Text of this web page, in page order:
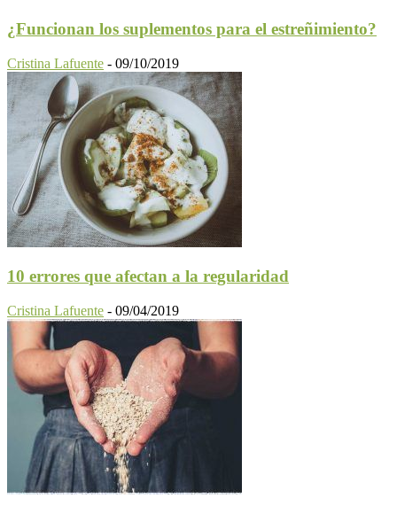
¿Funcionan los suplementos para el estreñimiento?
Cristina Lafuente - 09/10/2019
10 errores que afectan a la regularidad
Cristina Lafuente - 09/04/2019